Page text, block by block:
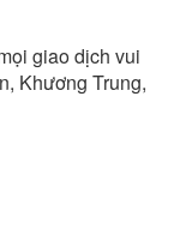
giao dịch vui
Khương Trung,